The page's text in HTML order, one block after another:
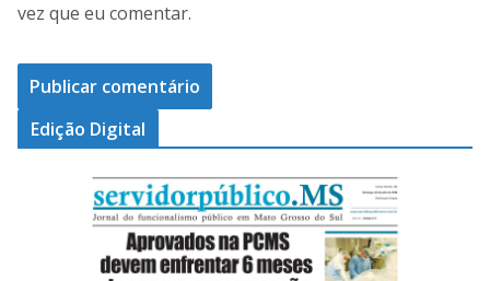
vez que eu comentar.
Edição Digital